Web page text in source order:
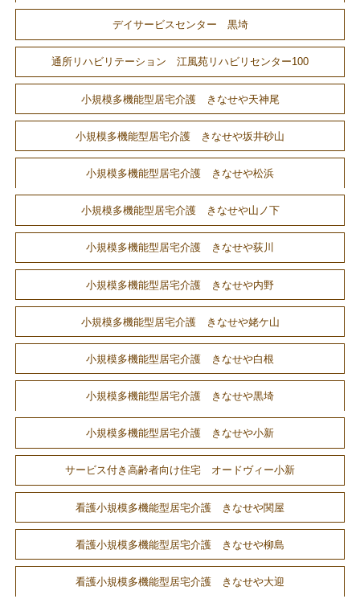
デイサービスセンター 黒埼
通所リハビリテーション 江風苑リハビリセンター100
小規模多機能型居宅介護 きなせや天神尾
小規模多機能型居宅介護 きなせや坂井砂山
小規模多機能型居宅介護 きなせや松浜
小規模多機能型居宅介護 きなせや山ノ下
小規模多機能型居宅介護 きなせや荻川
小規模多機能型居宅介護 きなせや内野
小規模多機能型居宅介護 きなせや姥ケ山
小規模多機能型居宅介護 きなせや白根
小規模多機能型居宅介護 きなせや黒埼
小規模多機能型居宅介護 きなせや小新
サービス付き高齢者向け住宅 オードヴィー小新
看護小規模多機能型居宅介護 きなせや関屋
看護小規模多機能型居宅介護 きなせや柳島
看護小規模多機能型居宅介護 きなせや大迎